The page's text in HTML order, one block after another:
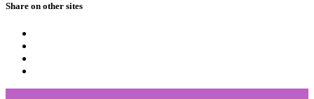
Share on other sites